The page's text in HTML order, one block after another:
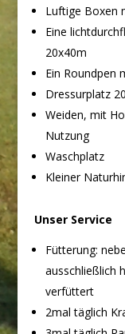
Luftige Boxen
Eine
20x40m
Ein Roundpen
Dressurplatz
Weiden, mit
Nutzung
Waschplatz
Kleiner
Unser Service
Fütterung:
ausschließlich
verfüttert
2mal täglich